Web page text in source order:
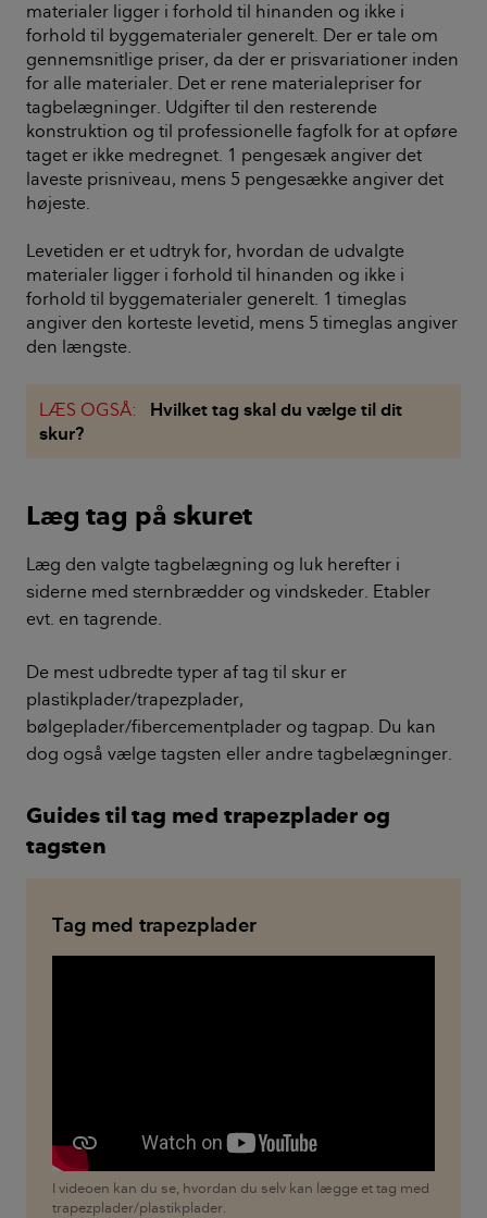
materialer ligger i forhold til hinanden og ikke i
forhold til byggematerialer generelt. Der er tale om
gennemsnitlige priser, da der er prisvariationer inden
for alle materialer. Det er rene materialepriser for
tagbelægninger. Udgifter til den resterende
konstruktion og til professionelle fagfolk for at opføre
taget er ikke medregnet. 1 pengesæk angiver det
laveste prisniveau, mens 5 pengesække angiver det
højeste.
Levetiden er et udtryk for, hvordan de udvalgte
materialer ligger i forhold til hinanden og ikke i
forhold til byggematerialer generelt. 1 timeglas
angiver den korteste levetid, mens 5 timeglas angiver
den længste.
LÆS OGSÅ:
Hvilket tag skal du vælge til dit
skur?
Læg tag på skuret
Læg den valgte tagbelægning og luk herefter i
siderne med sternbrædder og vindskeder. Etabler
evt. en tagrende.
De mest udbredte typer af tag til skur er
plastikplader/trapezplader,
bølgeplader/fibercementplader og tagpap. Du kan
dog også vælge tagsten eller andre tagbelægninger.
Guides til tag med trapezplader og
tagsten
Tag med trapezplader
I videoen kan du se, hvordan du selv kan lægge et tag med
trapezplader/plastikplader.